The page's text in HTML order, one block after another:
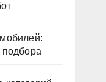
подбора